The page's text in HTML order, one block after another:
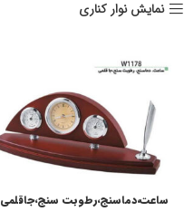
نمایش نوار کناری
ساعت،دماسنج،رطوبت سنج،جاقلمی